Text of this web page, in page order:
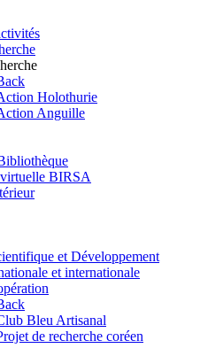
Holothurie
Anguille
BIRSA
et Développement
et internationale
Bleu Artisanal
de recherche coréen